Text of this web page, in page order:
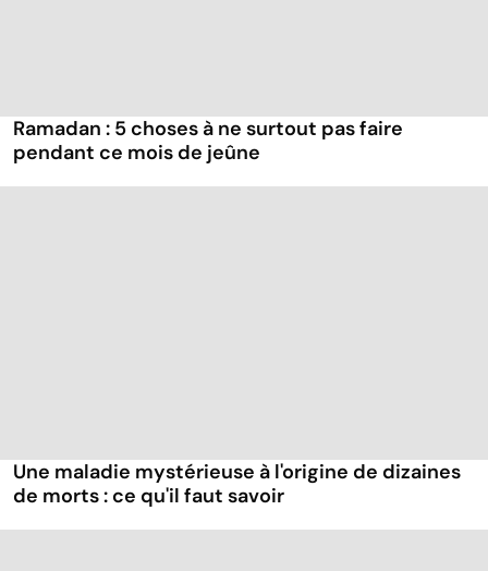
Ramadan : 5 choses à ne surtout pas faire
pendant ce mois de jeûne
Une maladie mystérieuse à l'origine de dizaines
de morts : ce qu'il faut savoir